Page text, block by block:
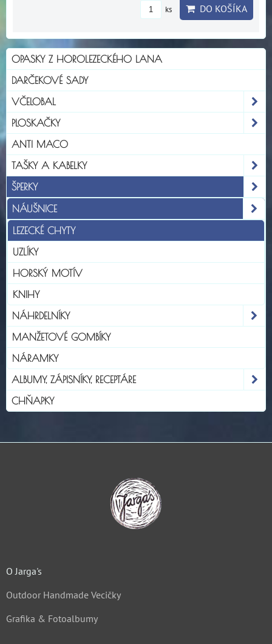
ks DO KOŠÍKA
OPASKY Z HOROLEZECKÉHO LANA
DARČEKOVÉ SADY
VČELOBAL
PLOSKAČKY
ANTI MACO
TAŠKY A KABELKY
ŠPERKY
NÁUŠNICE
LEZECKÉ CHYTY
UZLÍKY
HORSKÝ MOTÍV
KNIHY
NÁHRDELNÍKY
MANŽETOVÉ GOMBÍKY
NÁRAMKY
ALBUMY, ZÁPISNÍKY, RECEPTÁRE
CHŇAPKY
O Jarga's
Outdoor Handmade Vecičky
Grafika & Fotoalbumy